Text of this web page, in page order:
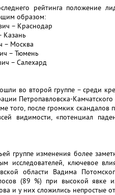
рейтинга положение
образом:
– Краснодар
Казань
– Москва
– Тюмень
– Салехард
во второй группе – среди
Петропавловска-
того, после громких скандалов
видимости, «потенциал
группе изменения более
исследователей, ключевое
области Вадима
(89 %) при высокой явке
и у них сложились непростые